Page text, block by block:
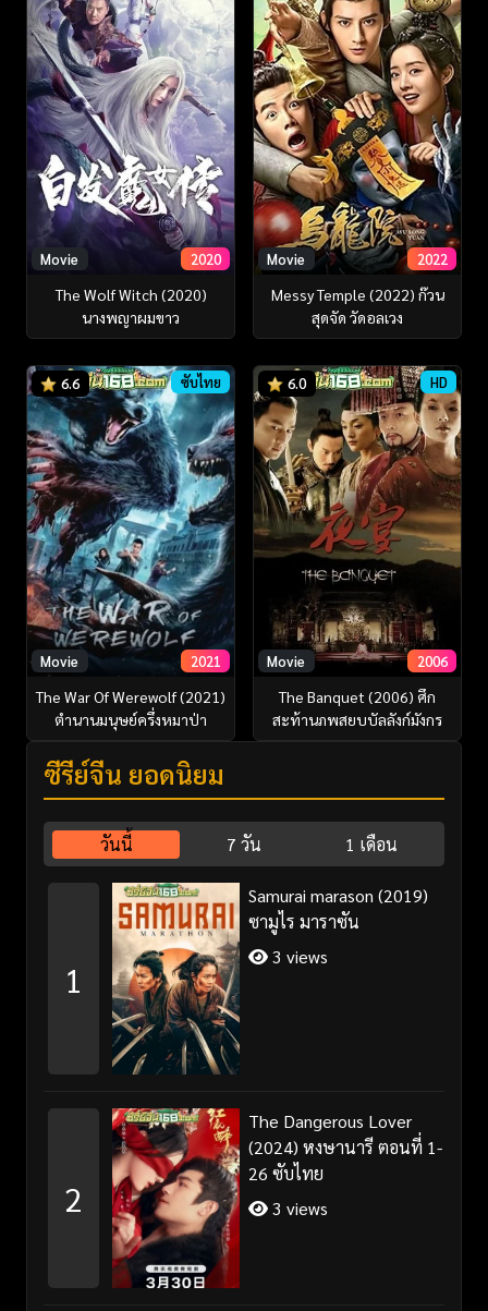
Movie 2020
The Wolf Witch (2020)
นางพญาผมขาว
Movie 2022
Messy Temple (2022) ก๊วน
สุดจัด วัดอลเวง
6.6 ซับไทย
Movie 2021
The War Of Werewolf (2021)
ตำนานมนุษย์ครึ่งหมาป่า
6.0 HD
Movie 2006
The Banquet (2006) ศึก
สะท้านภพสยบบัลลังก์มังกร
ซีรี่ย์จีน ยอดนิยม
วันนี้ 7 วัน 1 เดือน
1
Samurai marason (2019)
ซามูไร มาราซัน
3 views
2
The Dangerous Lover
(2024) หงษานารี ตอนที่ 1-
26 ซับไทย
3 views